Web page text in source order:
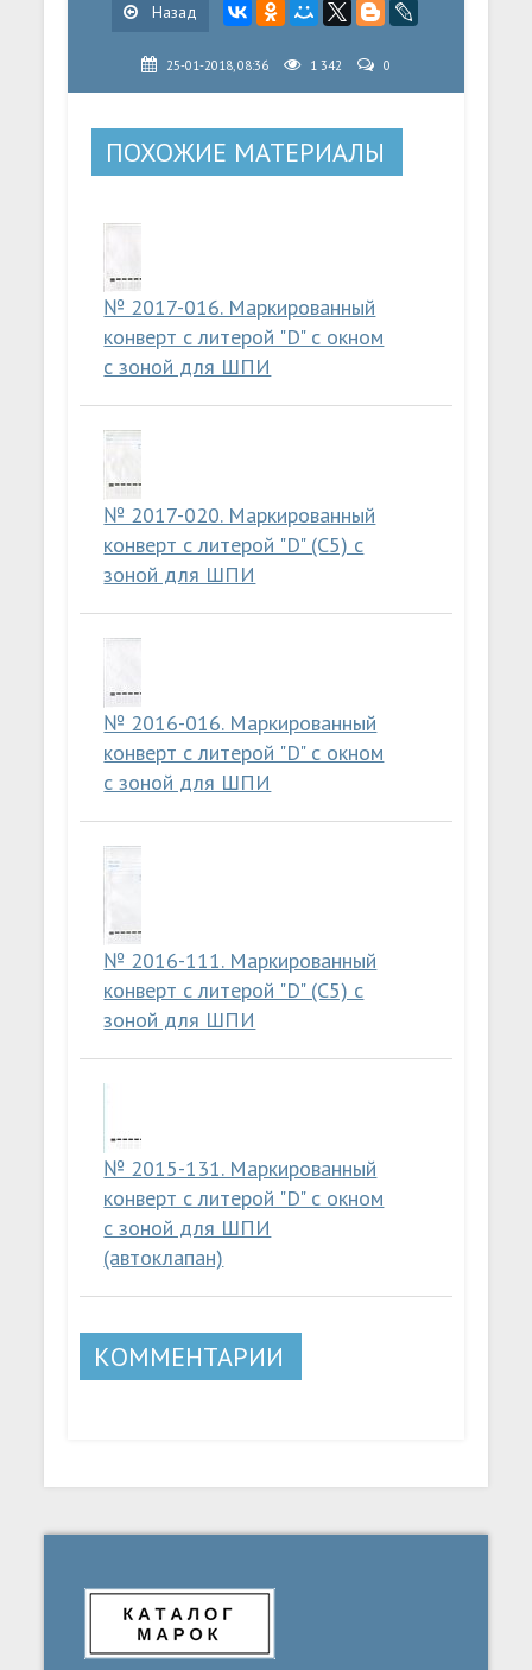
Назад
25-01-2018, 08:36 1 342 0
ПОХОЖИЕ МАТЕРИАЛЫ
№ 2017-016. Маркированный
конверт с литерой "D" с окном
с зоной для ШПИ
№ 2017-020. Маркированный
конверт с литерой "D" (C5) с
зоной для ШПИ
№ 2016-016. Маркированный
конверт с литерой "D" с окном
с зоной для ШПИ
№ 2016-111. Маркированный
конверт с литерой "D" (C5) с
зоной для ШПИ
№ 2015-131. Маркированный
конверт с литерой "D" с окном
с зоной для ШПИ
(автоклапан)
КОММЕНТАРИИ